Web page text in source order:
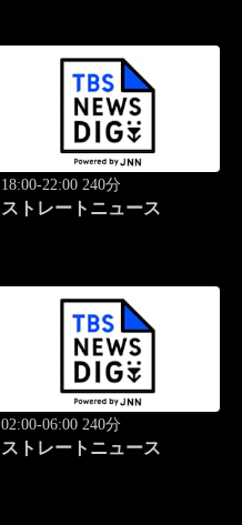
18:00-22:00 240分
ストレートニュース
02:00-06:00 240分
ストレートニュース